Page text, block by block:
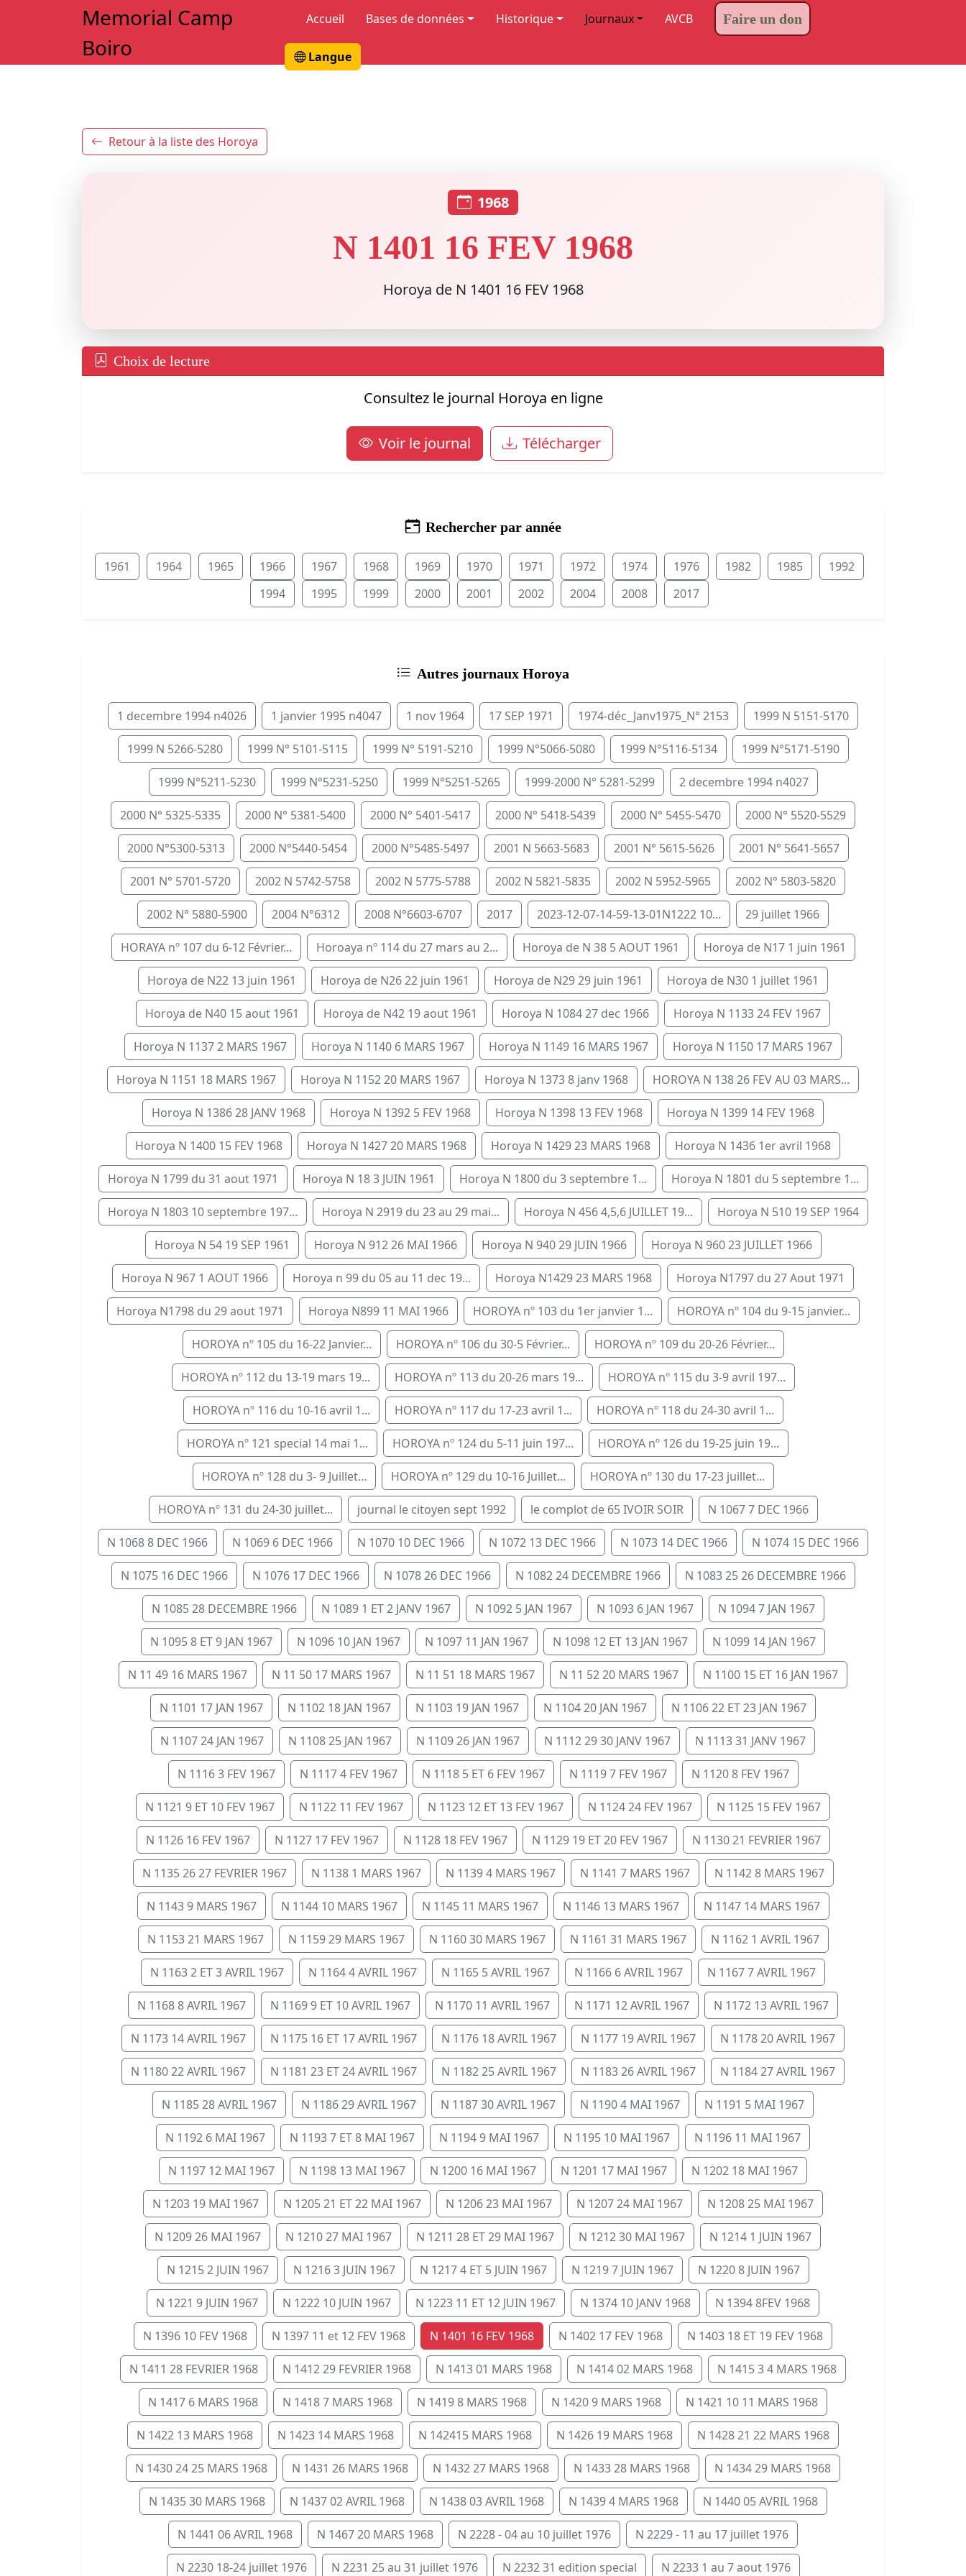
Memorial Camp
Boiro
Accueil Bases de données Historique Journaux AVCB Faire un don
Langue
Retour à la liste des Horoya
1968
N 1401 16 FEV 1968
Horoya de N 1401 16 FEV 1968
Choix de lecture
Consultez le journal Horoya en ligne
Voir le journal Télécharger
Rechercher par année
1961 1964 1965 1966 1967 1968 1969 1970 1971 1972 1974 1976 1982 1985
1992
1994
1995 1999 2000 2001 2002 2004 2008 2017
Autres journaux Horoya
1 decembre 1994 n4026 1 janvier 1995 n4047 1 nov 1964 17 SEP 1971 1974-déc_Janv1975_N° 2153 1999 N 5151-5170
1999 N 5266-5280 1999 N° 5101-5115 1999 N° 5191-5210 1999 N°5066-5080 1999 N°5116-5134 1999 N°5171-5190
1999 N°5211-5230 1999 N°5231-5250 1999 N°5251-5265 1999-2000 N° 5281-5299 2 decembre 1994 n4027
2000 N° 5325-5335 2000 N° 5381-5400 2000 N° 5401-5417 2000 N° 5418-5439 2000 N° 5455-5470 2000 N° 5520-5529
2000 N°5300-5313 2000 N°5440-5454 2000 N°5485-5497 2001 N 5663-5683 2001 N° 5615-5626 2001 N° 5641-5657
2001 N° 5701-5720 2002 N 5742-5758 2002 N 5775-5788 2002 N 5821-5835 2002 N 5952-5965 2002 N° 5803-5820
2002 N° 5880-5900 2004 N°6312 2008 N°6603-6707 2017 2023-12-07-14-59-13-01N1222 10... 29 juillet 1966
HORAYA nº 107 du 6-12 Février... Horoaya nº 114 du 27 mars au 2... Horoya de N 38 5 AOUT 1961 Horoya de N17 1 juin 1961
Horoya de N22 13 juin 1961 Horoya de N26 22 juin 1961 Horoya de N29 29 juin 1961 Horoya de N30 1 juillet 1961
Horoya de N40 15 aout 1961 Horoya de N42 19 aout 1961 Horoya N 1084 27 dec 1966 Horoya N 1133 24 FEV 1967
Horoya N 1137 2 MARS 1967 Horoya N 1140 6 MARS 1967 Horoya N 1149 16 MARS 1967 Horoya N 1150 17 MARS 1967
Horoya N 1151 18 MARS 1967 Horoya N 1152 20 MARS 1967 Horoya N 1373 8 janv 1968 HOROYA N 138 26 FEV AU 03 MARS...
Horoya N 1386 28 JANV 1968 Horoya N 1392 5 FEV 1968 Horoya N 1398 13 FEV 1968 Horoya N 1399 14 FEV 1968
Horoya N 1400 15 FEV 1968 Horoya N 1427 20 MARS 1968 Horoya N 1429 23 MARS 1968 Horoya N 1436 1er avril 1968
Horoya N 1799 du 31 aout 1971 Horoya N 18 3 JUIN 1961 Horoya N 1800 du 3 septembre 1... Horoya N 1801 du 5 septembre 1...
Horoya N 1803 10 septembre 197... Horoya N 2919 du 23 au 29 mai... Horoya N 456 4,5,6 JUILLET 19... Horoya N 510 19 SEP 1964
Horoya N 54 19 SEP 1961 Horoya N 912 26 MAI 1966 Horoya N 940 29 JUIN 1966 Horoya N 960 23 JUILLET 1966
Horoya N 967 1 AOUT 1966 Horoya n 99 du 05 au 11 dec 19... Horoya N1429 23 MARS 1968 Horoya N1797 du 27 Aout 1971
Horoya N1798 du 29 aout 1971 Horoya N899 11 MAI 1966 HOROYA nº 103 du 1er janvier 1... HOROYA nº 104 du 9-15 janvier...
HOROYA nº 105 du 16-22 Janvier... HOROYA nº 106 du 30-5 Février... HOROYA nº 109 du 20-26 Février...
HOROYA nº 112 du 13-19 mars 19... HOROYA nº 113 du 20-26 mars 19... HOROYA nº 115 du 3-9 avril 197...
HOROYA nº 116 du 10-16 avril 1... HOROYA nº 117 du 17-23 avril 1... HOROYA nº 118 du 24-30 avril 1...
HOROYA nº 121 special 14 mai 1... HOROYA nº 124 du 5-11 juin 197... HOROYA nº 126 du 19-25 juin 19...
HOROYA nº 128 du 3- 9 Juillet... HOROYA nº 129 du 10-16 Juillet... HOROYA nº 130 du 17-23 juillet...
HOROYA nº 131 du 24-30 juillet... journal le citoyen sept 1992 le complot de 65 IVOIR SOIR N 1067 7 DEC 1966
N 1068 8 DEC 1966 N 1069 6 DEC 1966 N 1070 10 DEC 1966 N 1072 13 DEC 1966 N 1073 14 DEC 1966 N 1074 15 DEC 1966
N 1075 16 DEC 1966 N 1076 17 DEC 1966 N 1078 26 DEC 1966 N 1082 24 DECEMBRE 1966 N 1083 25 26 DECEMBRE 1966
N 1085 28 DECEMBRE 1966 N 1089 1 ET 2 JANV 1967 N 1092 5 JAN 1967 N 1093 6 JAN 1967 N 1094 7 JAN 1967
N 1095 8 ET 9 JAN 1967 N 1096 10 JAN 1967 N 1097 11 JAN 1967 N 1098 12 ET 13 JAN 1967 N 1099 14 JAN 1967
N 11 49 16 MARS 1967 N 11 50 17 MARS 1967 N 11 51 18 MARS 1967 N 11 52 20 MARS 1967 N 1100 15 ET 16 JAN 1967
N 1101 17 JAN 1967 N 1102 18 JAN 1967 N 1103 19 JAN 1967 N 1104 20 JAN 1967 N 1106 22 ET 23 JAN 1967
N 1107 24 JAN 1967 N 1108 25 JAN 1967 N 1109 26 JAN 1967 N 1112 29 30 JANV 1967 N 1113 31 JANV 1967
N 1116 3 FEV 1967 N 1117 4 FEV 1967 N 1118 5 ET 6 FEV 1967 N 1119 7 FEV 1967 N 1120 8 FEV 1967
N 1121 9 ET 10 FEV 1967 N 1122 11 FEV 1967 N 1123 12 ET 13 FEV 1967 N 1124 24 FEV 1967 N 1125 15 FEV 1967
N 1126 16 FEV 1967 N 1127 17 FEV 1967 N 1128 18 FEV 1967 N 1129 19 ET 20 FEV 1967 N 1130 21 FEVRIER 1967
N 1135 26 27 FEVRIER 1967 N 1138 1 MARS 1967 N 1139 4 MARS 1967 N 1141 7 MARS 1967 N 1142 8 MARS 1967
N 1143 9 MARS 1967 N 1144 10 MARS 1967 N 1145 11 MARS 1967 N 1146 13 MARS 1967 N 1147 14 MARS 1967
N 1153 21 MARS 1967 N 1159 29 MARS 1967 N 1160 30 MARS 1967 N 1161 31 MARS 1967 N 1162 1 AVRIL 1967
N 1163 2 ET 3 AVRIL 1967 N 1164 4 AVRIL 1967 N 1165 5 AVRIL 1967 N 1166 6 AVRIL 1967 N 1167 7 AVRIL 1967
N 1168 8 AVRIL 1967 N 1169 9 ET 10 AVRIL 1967 N 1170 11 AVRIL 1967 N 1171 12 AVRIL 1967 N 1172 13 AVRIL 1967
N 1173 14 AVRIL 1967 N 1175 16 ET 17 AVRIL 1967 N 1176 18 AVRIL 1967 N 1177 19 AVRIL 1967 N 1178 20 AVRIL 1967
N 1180 22 AVRIL 1967 N 1181 23 ET 24 AVRIL 1967 N 1182 25 AVRIL 1967 N 1183 26 AVRIL 1967 N 1184 27 AVRIL 1967
N 1185 28 AVRIL 1967 N 1186 29 AVRIL 1967 N 1187 30 AVRIL 1967 N 1190 4 MAI 1967 N 1191 5 MAI 1967
N 1192 6 MAI 1967 N 1193 7 ET 8 MAI 1967 N 1194 9 MAI 1967 N 1195 10 MAI 1967 N 1196 11 MAI 1967
N 1197 12 MAI 1967 N 1198 13 MAI 1967 N 1200 16 MAI 1967 N 1201 17 MAI 1967 N 1202 18 MAI 1967
N 1203 19 MAI 1967 N 1205 21 ET 22 MAI 1967 N 1206 23 MAI 1967 N 1207 24 MAI 1967 N 1208 25 MAI 1967
N 1209 26 MAI 1967 N 1210 27 MAI 1967 N 1211 28 ET 29 MAI 1967 N 1212 30 MAI 1967 N 1214 1 JUIN 1967
N 1215 2 JUIN 1967 N 1216 3 JUIN 1967 N 1217 4 ET 5 JUIN 1967 N 1219 7 JUIN 1967 N 1220 8 JUIN 1967
N 1221 9 JUIN 1967 N 1222 10 JUIN 1967 N 1223 11 ET 12 JUIN 1967 N 1374 10 JANV 1968 N 1394 8FEV 1968
N 1396 10 FEV 1968 N 1397 11 et 12 FEV 1968 N 1401 16 FEV 1968 N 1402 17 FEV 1968 N 1403 18 ET 19 FEV 1968
N 1411 28 FEVRIER 1968 N 1412 29 FEVRIER 1968 N 1413 01 MARS 1968 N 1414 02 MARS 1968 N 1415 3 4 MARS 1968
N 1417 6 MARS 1968 N 1418 7 MARS 1968 N 1419 8 MARS 1968 N 1420 9 MARS 1968 N 1421 10 11 MARS 1968
N 1422 13 MARS 1968 N 1423 14 MARS 1968 N 142415 MARS 1968 N 1426 19 MARS 1968 N 1428 21 22 MARS 1968
N 1430 24 25 MARS 1968 N 1431 26 MARS 1968 N 1432 27 MARS 1968 N 1433 28 MARS 1968 N 1434 29 MARS 1968
N 1435 30 MARS 1968 N 1437 02 AVRIL 1968 N 1438 03 AVRIL 1968 N 1439 4 MARS 1968 N 1440 05 AVRIL 1968
N 1441 06 AVRIL 1968 N 1467 20 MARS 1968 N 2228 - 04 au 10 juillet 1976 N 2229 - 11 au 17 juillet 1976
N 2230 18-24 juillet 1976 N 2231 25 au 31 juillet 1976 N 2232 31 edition special N 2233 1 au 7 aout 1976